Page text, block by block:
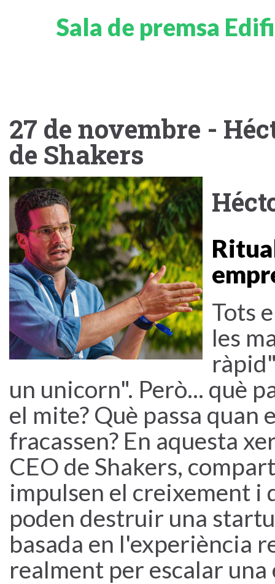
Sala de premsa
27 de novembre -
de Shakers
Tots
les
un unicorn". Però... què
el mite? Què passa quan
fracassen? En aquesta
CEO de Shakers,
impulsen el creixement i
poden destruir una
basada en l'experiència
realment per escalar